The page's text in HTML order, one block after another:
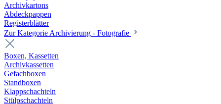
Archivkartons
Abdeckpappen
Registerblätter
Zur Kategorie Archivierung - Fotografie
Boxen, Kassetten
Archivkassetten
Gefachboxen
Standboxen
Klappschachteln
Stülpschachteln